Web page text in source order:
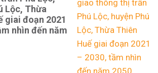
Lộc, Thừa
giai đoạn 2021
nhìn đến năm